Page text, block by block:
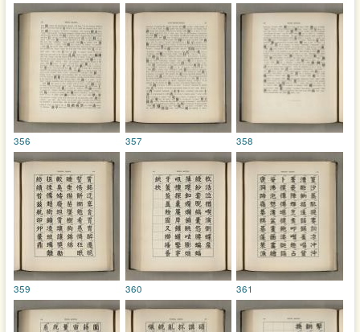
356 357 358
359 360 361